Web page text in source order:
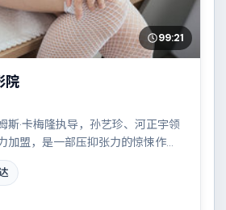
99:21
院
斯·卡梅隆执导，孙艺珍、河正宇领
加盟，是一部压抑张力的惊悚作
中国台湾，科技伦理与情感羁绊形
视听语言与叙事节奏上均有突破，
观众。